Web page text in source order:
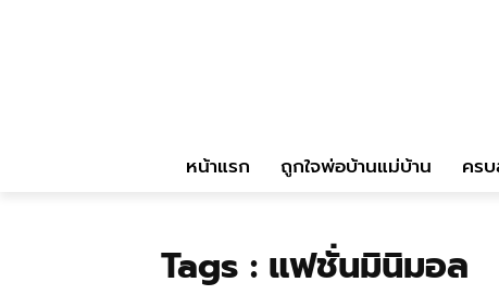
หน้าแรก ถูกใจพ่อบ้านแม่บ้าน คร
Tags : แฟชั่นมินิมอล